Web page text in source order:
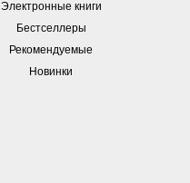
Электронные книги
Бестселлеры
Рекомендуемые
Новинки